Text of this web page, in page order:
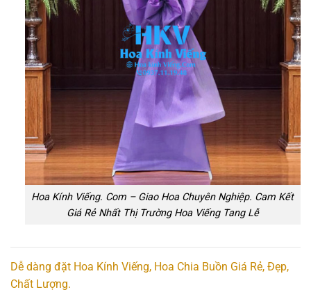
Hoa Kính Viếng. Com – Giao Hoa Chuyên Nghiệp. Cam Kết
Giá Rẻ Nhất Thị Trường Hoa Viếng Tang Lễ
Dễ dàng đặt Hoa Kính Viếng, Hoa Chia Buồn Giá Rẻ, Đẹp,
Chất Lượng.